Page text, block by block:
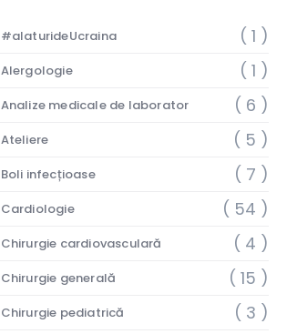
#alaturideUcraina ( 1 )
Alergologie ( 1 )
Analize medicale de laborator ( 6 )
Ateliere ( 5 )
Boli infecțioase ( 7 )
Cardiologie ( 54 )
Chirurgie cardiovasculară ( 4 )
Chirurgie generală ( 15 )
Chirurgie pediatrică ( 3 )